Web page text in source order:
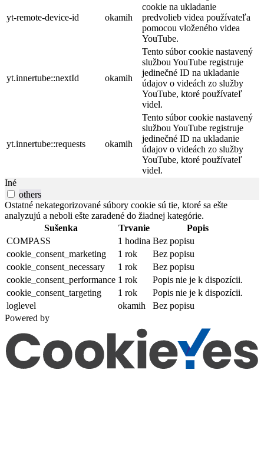
yt-remote-device-id okamih
cookie na ukladanie
predvolieb videa používateľa
pomocou vloženého videa
YouTube.
yt.innertube::nextId okamih
Tento súbor cookie nastavený
službou YouTube registruje
jedinečné ID na ukladanie
údajov o videách zo služby
YouTube, ktoré používateľ
videl.
yt.innertube::requests okamih
Tento súbor cookie nastavený
službou YouTube registruje
jedinečné ID na ukladanie
údajov o videách zo služby
YouTube, ktoré používateľ
videl.
Iné
others
Ostatné nekategorizované súbory cookie sú tie, ktoré sa ešte
analyzujú a neboli ešte zaradené do žiadnej kategórie.
Sušenka
Trvanie
Popis
COMPASS
1 hodina Bez popisu
cookie_consent_marketing
1 rok
Bez popisu
cookie_consent_necessary
1 rok
Bez popisu
cookie_consent_performance 1 rok
Popis nie je k dispozícii.
cookie_consent_targeting
1 rok
Popis nie je k dispozícii.
loglevel
okamih
Bez popisu
Powered by